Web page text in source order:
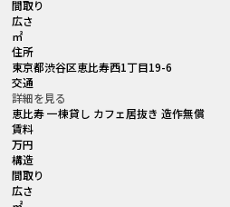
間取り
広さ
㎡
住所
東京都渋谷区恵比寿西1丁目19-6
交通
詳細を見る
恵比寿 一棟貸し カフェ居抜き 造作無償
賃料
万円
構造
間取り
広さ